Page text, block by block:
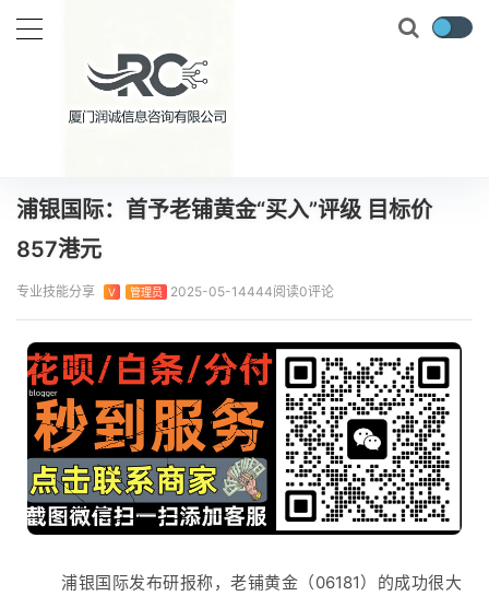
当前位置： 首页 实时要闻
浦银国际：首予老铺黄金“买入”评级 目标价
857港元
专业技能分享 V 管理员 2025-05-14444阅读0评论
浦银国际发布研报称，老铺黄金（06181）的成功很大